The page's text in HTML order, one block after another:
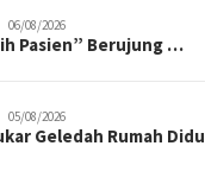
06/08/2026
Pasien” Berujung …
05/08/2026
Geledah Rumah